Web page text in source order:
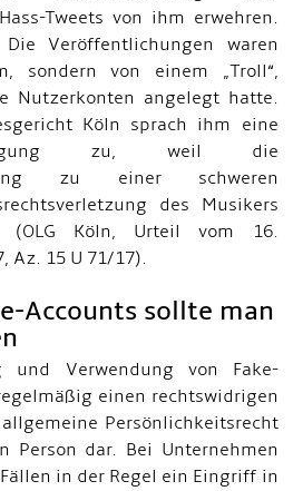
Tweets von ihm erwehren.
Veröffentlichungen waren
sondern von einem „Troll“,
Nutzerkonten angelegt hatte.
Köln sprach ihm eine
zu, weil die
zu einer schweren
des Musikers
(OLG Köln, Urteil vom 16.
Az. 15 U 71/17).
Accounts sollte man
und Verwendung von Fake-
einen rechtswidrigen
Persönlichkeitsrecht
Person dar. Bei Unternehmen
in der Regel ein Eingriff in